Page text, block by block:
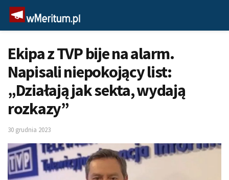
Ekipa z TVP bije na alarm.
Napisali niepokojący list:
„Działają jak sekta, wydają
rozkazy”
30 grudnia 2023